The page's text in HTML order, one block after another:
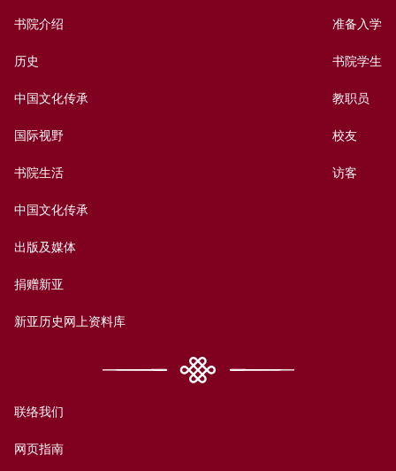
书院介绍
历史
中国文化传承
国际视野
书院生活
中国文化传承
出版及媒体
捐赠新亚
新亚历史网上资料库
准备入学
书院学生
教职员
校友
访客
联络我们
网页指南